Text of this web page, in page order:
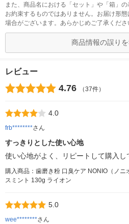
また、商品名における「セット」や「箱」
お約束するものではありません。お届け形
場合がございます。あらかじめご了承くださ
商品情報の誤り
レビュー
4.76 （37件）
4.0
frb********さん
すっきりとした使い心地
使い心地がよく、リピートして購入し
購入商品：歯磨き粉 口臭ケア NONIO（ノニ
スミント 130g ライオン
5.0
wee********さん